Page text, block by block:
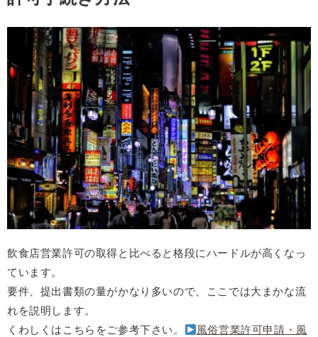
飲食店営業許可の取得と比べると格段にハードルが高くなっ
ています。
要件、提出書類の量がかなり多いので、ここでは大まかな流
れを説明します。
くわしくはこちらをご参考下さい。
風俗営業許可申請・風